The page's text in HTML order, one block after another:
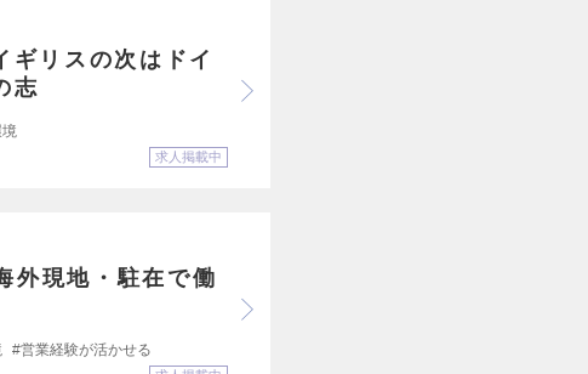
ギリスの次はドイ
志
求人掲載中
外現地・駐在で働
営業経験が活かせる